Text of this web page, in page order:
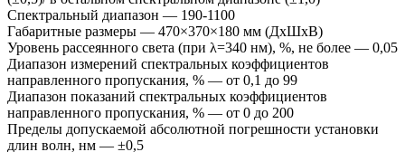
Спектральный диапазон — 190-1100
Габаритные размеры — 470×370×180 мм (ДxШxВ)
Уровень рассеянного света (при λ=340 нм), %, не более — 0,05
Диапазон измерений спектральных коэффициентов
направленного пропускания, % — от 0,1 до 99
Диапазон показаний спектральных коэффициентов
направленного пропускания, % — от 0 до 200
Пределы допускаемой абсолютной погрешности установки
длин волн, нм — ±0,5